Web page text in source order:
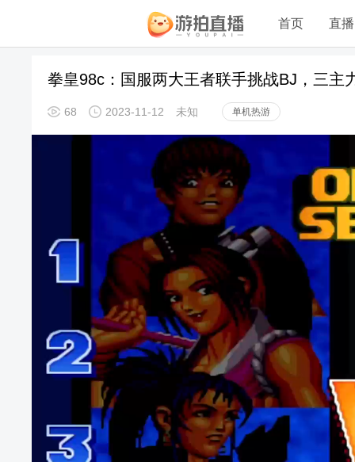
首页 直播
拳皇98c：国服两大王者联手挑战BJ，三主
68 2023-11-12 未知 单机热游